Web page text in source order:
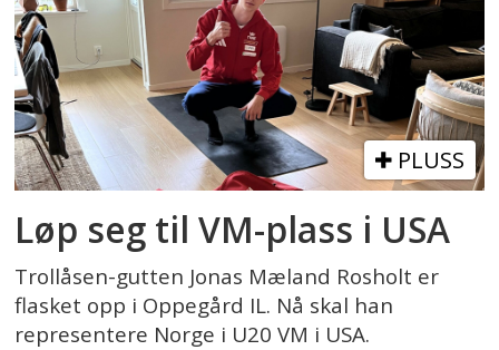
PLUSS
Løp seg til VM-plass i USA
Trollåsen-gutten Jonas Mæland Rosholt er
flasket opp i Oppegård IL. Nå skal han
representere Norge i U20 VM i USA.